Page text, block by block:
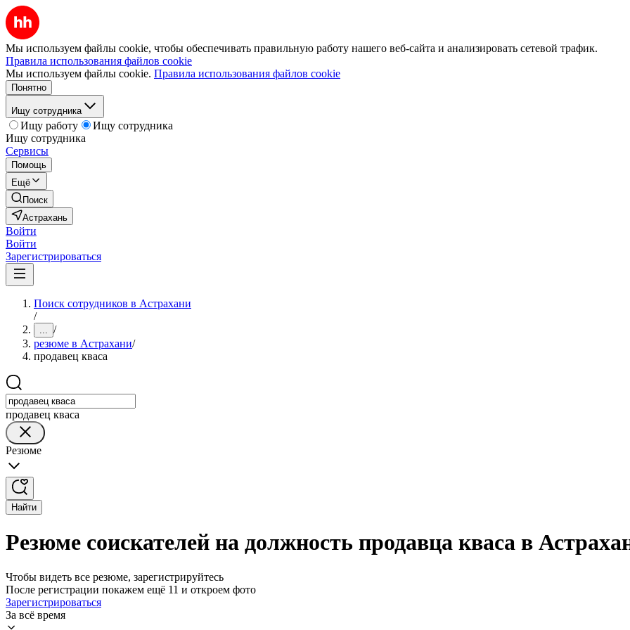
Мы используем файлы cookie, чтобы обеспечивать правильную работу нашего веб-сайта и анализировать сетевой трафик.
Правила использования файлов cookie
Мы используем файлы cookie. Правила использования файлов cookie
Понятно
Ищу сотрудника
Ищу работу
Ищу сотрудника
Ищу сотрудника
Сервисы
Помощь
Ещё
Поиск
Астрахань
Войти
Войти
Зарегистрироваться
Поиск сотрудников в Астрахани
/
... /
резюме в Астрахани/
продавец кваса
продавец кваса
Резюме
Найти
Резюме соискателей на должность продавца кваса в
Чтобы видеть все резюме, зарегистрируйтесь
После регистрации покажем ещё 11 и откроем фото
Зарегистрироваться
За всё время